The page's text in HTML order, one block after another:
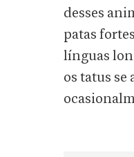
desses
patas
línguas
os tatus